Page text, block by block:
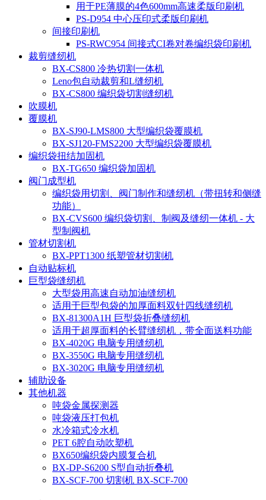
用于PE薄膜的4色600mm高速柔版印刷机
PS-D954 中心压印式柔版印刷机
间接印刷机
PS-RWC954 间接式CI卷对卷编织袋印刷机
裁剪缝纫机
BX-CS800 冷热切割一体机
Leno包自动裁剪和L缝纫机
BX-CS800 编织袋切割缝纫机
吹膜机
覆膜机
BX-SJ90-LMS800 大型编织袋覆膜机
BX-SJ120-FMS2200 大型编织袋覆膜机
编织袋扭结加固机
BX-TG650 编织袋加固机
阀门成型机
编织袋用切割、阀门制作和缝纫机（带扭转和侧缝
功能）
BX-CVS600 编织袋切割、制阀及缝纫一体机 - 大
型制阀机
管材切割机
BX-PPT1300 纸塑管材切割机
自动贴标机
巨型袋缝纫机
大型袋用高速自动加油缝纫机
适用于巨型包袋的加厚面料双针四线缝纫机
BX-81300A1H 巨型袋折叠缝纫机
适用于超厚面料的长臂缝纫机，带全面送料功能
BX-4020G 电脑专用缝纫机
BX-3550G 电脑专用缝纫机
BX-3020G 电脑专用缝纫机
辅助设备
其他机器
吨袋金属探测器
吨袋液压打包机
水冷箱式冷水机
PET 6腔自动吹塑机
BX650编织袋内膜复合机
BX-DP-S6200 S型自动折叠机
BX-SCF-700 切割机 BX-SCF-700